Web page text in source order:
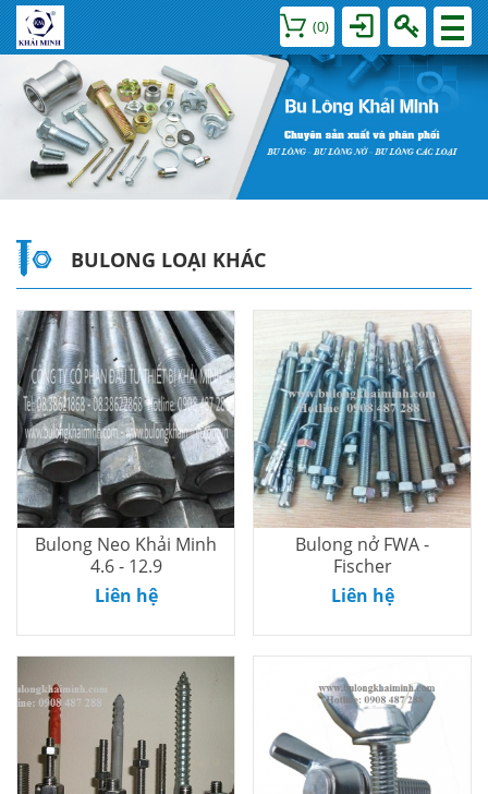
(0)
BULONG LOẠI KHÁC
Thêm vào
Bulong Neo Khải Minh
4.6 - 12.9
Liên hệ
Thêm vào
Bulong nở FWA -
Fischer
Liên hệ